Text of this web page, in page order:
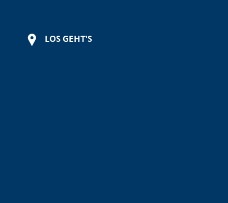
LOS GEHT'S